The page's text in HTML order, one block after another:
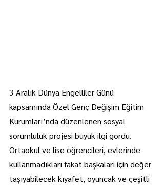
3 Aralık Dünya Engelliler Günü
kapsamında Özel Genç Değişim Eğitim
Kurumları’nda düzenlenen sosyal
sorumluluk projesi büyük ilgi gördü.
Ortaokul ve lise öğrencileri, evlerinde
kullanmadıkları fakat başkaları için değer
taşıyabilecek kıyafet, oyuncak ve çeşitli